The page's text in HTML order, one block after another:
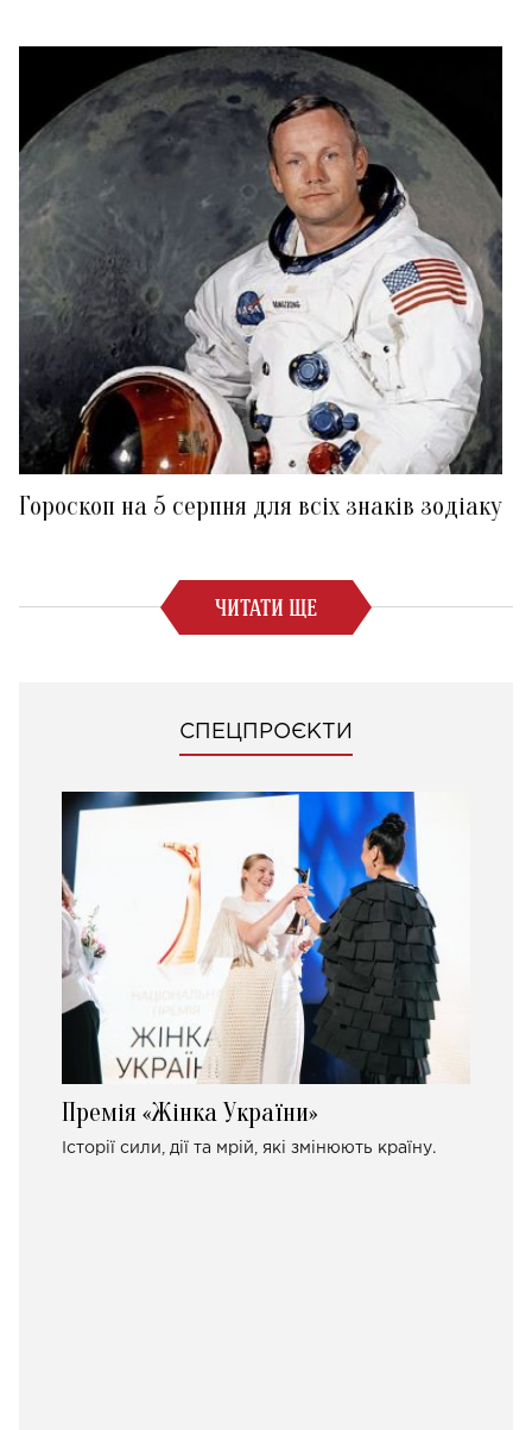
Гороскоп на 5 серпня для всіх знаків зодіаку
ЧИТАТИ ЩЕ
СПЕЦПРОЄКТИ
Премія «Жінка України»
Історії сили, дії та мрій, які змінюють країну.